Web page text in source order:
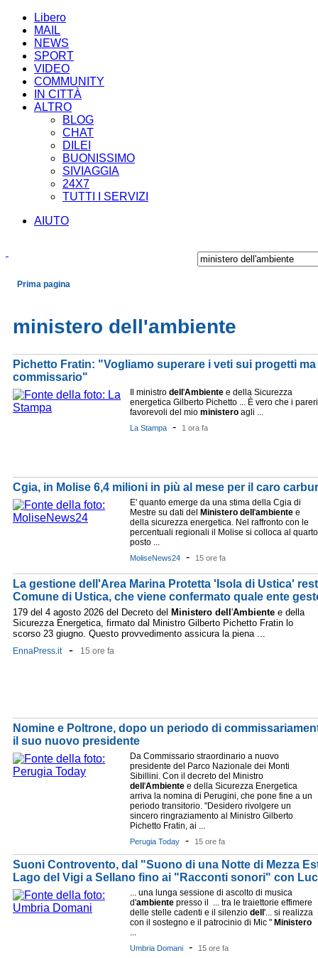
Libero
MAIL
NEWS
SPORT
VIDEO
COMMUNITY
IN CITTÀ
ALTRO
BLOG
CHAT
DILEI
BUONISSIMO
SIVIAGGIA
24X7
TUTTI I SERVIZI
AIUTO
Prima pagina
ministero dell'ambiente
Pichetto Fratin: "Vogliamo superare i veti sui progetti
commissario"
Il ministro dell 'Ambiente e della Sicurezza
energetica Gilberto Pichetto ... È vero che i pareri
favorevoli del mio ministero agli ...
La Stampa - 1 ora fa
Cgia, in Molise 6,4 milioni in più al mese per il caro
E' quanto emerge da una stima della Cgia di
Mestre su dati del
Ministero dell 'ambiente e
della sicurezza energetica. Nel raffronto con le
percentuali regionali il Molise si colloca al quarto
posto ...
MoliseNews24 - 15 ore fa
La gestione dell'Area Marina Protetta 'Isola di Ustica'
Comune di Ustica, che viene confermato quale ente
179 del 4 agosto 2026 del Decreto del Ministero dell 'Ambiente e della
Sicurezza Energetica, firmato dal Ministro Gilberto Pichetto Fratin lo
scorso 23 giugno. Questo provvedimento assicura la piena ...
EnnaPress.it- 15 ore fa
Nomine e Poltrone, dopo un periodo di
il suo nuovo presidente
Da Commissario straordinario a nuovo
presidente del Parco Nazionale dei Monti
Sibillini. Con il decreto del Ministro
dell 'Ambiente e della Sicurezza Energetica
arriva la nomina di Perugini, che pone fine a un
periodo transitorio. "Desidero rivolgere un
sincero ringraziamento al Ministro Gilberto
Pichetto Fratin, ai ...
Perugia Today - 15 ore fa
Suoni Controvento, dal "Suono di una Notte di Mezza
Lago del Vigi a Sellano fino ai "Racconti sonori" con
... una lunga sessione di ascolto di musica
d'ambiente presso il ... tra le traiettorie effimere
delle stelle cadenti e il silenzio dell '... si realizza
con il sostegno e il patrocinio di Mic " Ministero
...
Umbria Domani - 15 ore fa